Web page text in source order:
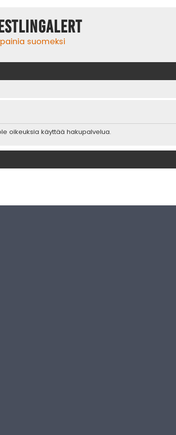
suomeksi
oikeuksia käyttää hakupalvelua.